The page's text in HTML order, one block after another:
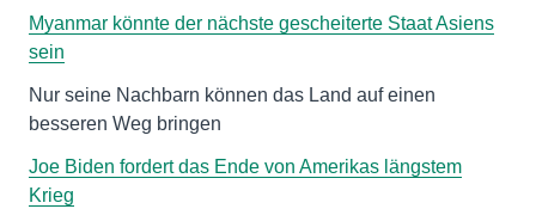
Myanmar könnte der nächste gescheiterte Staat Asiens
sein
Nur seine Nachbarn können das Land auf einen
besseren Weg bringen
Joe Biden fordert das Ende von Amerikas längstem
Krieg